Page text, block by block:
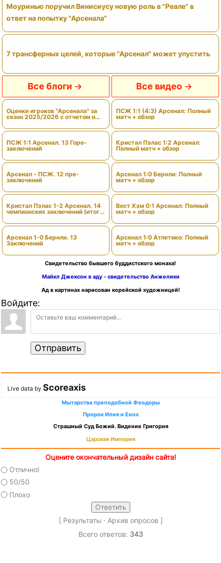
Моуринью поручил Винисиусу новую роль в "Реале" в
ответ на попытку "Арсенала"
7 трансферных целей, которые "Арсенал" может упустить
Все блоги
Оценки игроков "Арсенала" за
сезон 2025/2026 с отчетом и
ПСЖ 1:1 Арсенал. 13 Горе-
заключений
Арсенал - ПСЖ. 12 пре-
заключений
Кристал Пэлас 1-2 Арсенал. 14
чемпионских заключений (итоги
Арсенал 1-0 Бернли. 13
Заключений
Все видео
ПСЖ 1:1 (4:3) Арсенал: Полный
матч + обзор
Кристал Пэлас 1:2 Арсенал:
Полный матч + обзор
Арсенал 1:0 Бернли: Полный
матч + обзор
Вест Хэм 0:1 Арсенал: Полный
матч + обзор
Арсенал 1:0 Атлетико: Полный
матч + обзор
Свидетельство бывшего буддистского монаха!
Майкл Джексон в аду - свидетельство Анжелики
Ад в картинах нарисован корейской художницей!
Войдите:
Отправить
Live data by Scoreaxis
Мытарства преподобной Феодоры
Пророк Илия и Енох
Страшный Суд Божий. Видение Григория
Царская Империя
Оцените окончательный дизайн сайта!
Отлично!
50/50
Плохо
[ Результаты · Архив опросов ]
Всего ответов: 343